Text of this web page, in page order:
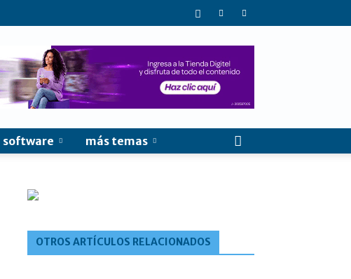
software más temas
OTROS ARTÍCULOS RELACIONADOS